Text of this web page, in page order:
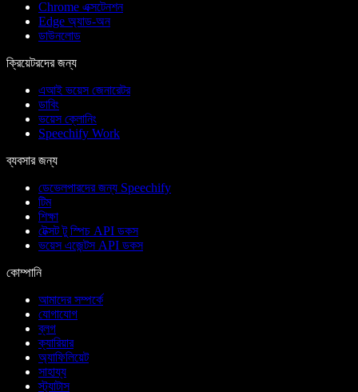
Chrome এক্সটেনশন
Edge অ্যাড-অন
ডাউনলোড
ক্রিয়েটরদের জন্য
এআই ভয়েস জেনারেটর
ডাবিং
ভয়েস ক্লোনিং
Speechify Work
ব্যবসার জন্য
ডেভেলপারদের জন্য Speechify
টিম
শিক্ষা
টেক্সট টু স্পিচ API ডকস
ভয়েস এজেন্টস API ডকস
কোম্পানি
আমাদের সম্পর্কে
যোগাযোগ
ব্লগ
ক্যারিয়ার
অ্যাফিলিয়েট
সাহায্য
স্ট্যাটাস